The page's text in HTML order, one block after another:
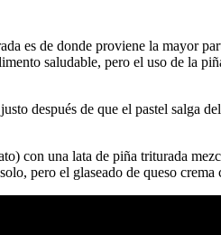
es de donde proviene la mayor
saludable, pero el uso de la
después de que el pastel salga
con una lata de piña triturada
pero el glaseado de queso